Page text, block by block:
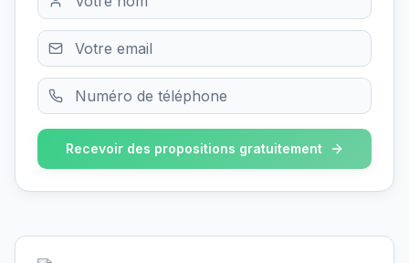
Recevoir des propositions gratuitement